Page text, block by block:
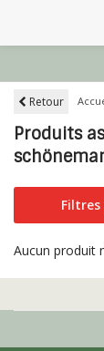
Retour
Produits
Filtres
Aucun produit